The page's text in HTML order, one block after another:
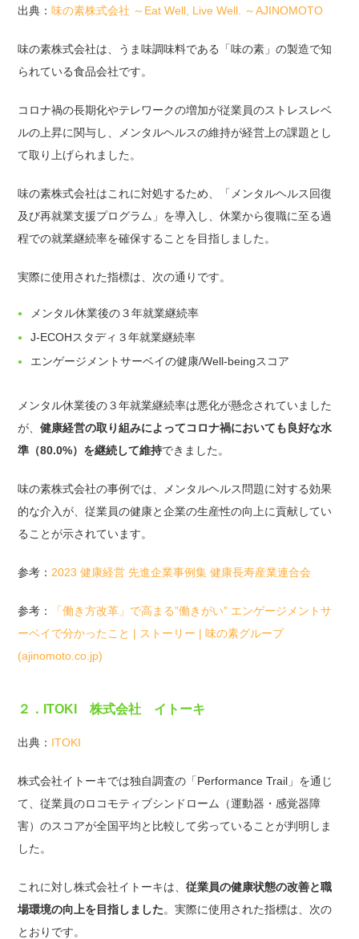
出典：味の素株式会社 ～Eat Well, Live Well. ～AJINOMOTO
味の素株式会社は、うま味調味料である「味の素」の製造で知
られている食品会社です。
コロナ禍の長期化やテレワークの増加が従業員のストレスレベ
ルの上昇に関与し、メンタルヘルスの維持が経営上の課題とし
て取り上げられました。
味の素株式会社はこれに対処するため、「メンタルヘルス回復
及び再就業支援プログラム」を導入し、休業から復職に至る過
程での就業継続率を確保することを目指しました。
実際に使用された指標は、次の通りです。
メンタル休業後の３年就業継続率
J-ECOHスタディ３年就業継続率
エンゲージメントサーベイの健康/Well-beingスコア
メンタル休業後の３年就業継続率は悪化が懸念されていました
が、健康経営の取り組みによってコロナ禍においても良好な水
準（80.0%）を継続して維持できました。
味の素株式会社の事例では、メンタルヘルス問題に対する効果
的な介入が、従業員の健康と企業の生産性の向上に貢献してい
ることが示されています。
参考： 2023 健康経営 先進企業事例集 健康長寿産業連合会
参考：
「働き方改革」で高まる”働きがい” エンゲージメントサ
ーベイで分かったこと | ストーリー | 味の素グループ
(ajinomoto.co.jp)
２．ITOKI 株式会社 イトーキ
出典： ITOKI
株式会社イトーキでは独自調査の「Performance Trail」を通じ
て、従業員のロコモティブシンドローム（運動器・感覚器障
害）のスコアが全国平均と比較して劣っていることが判明しま
した。
これに対し株式会社イトーキは、従業員の健康状態の改善と職
場環境の向上を目指しました。実際に使用された指標は、次の
とおりです。